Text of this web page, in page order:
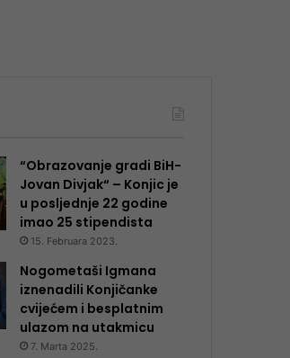
“Obrazovanje gradi BiH-
Jovan Divjak“ – Konjic je
u posljednje 22 godine
imao 25 ​​stipendista
15. Februara 2023.
Nogometaši Igmana
iznenadili Konjičanke
cvijećem i besplatnim
ulazom na utakmicu
7. Marta 2025.